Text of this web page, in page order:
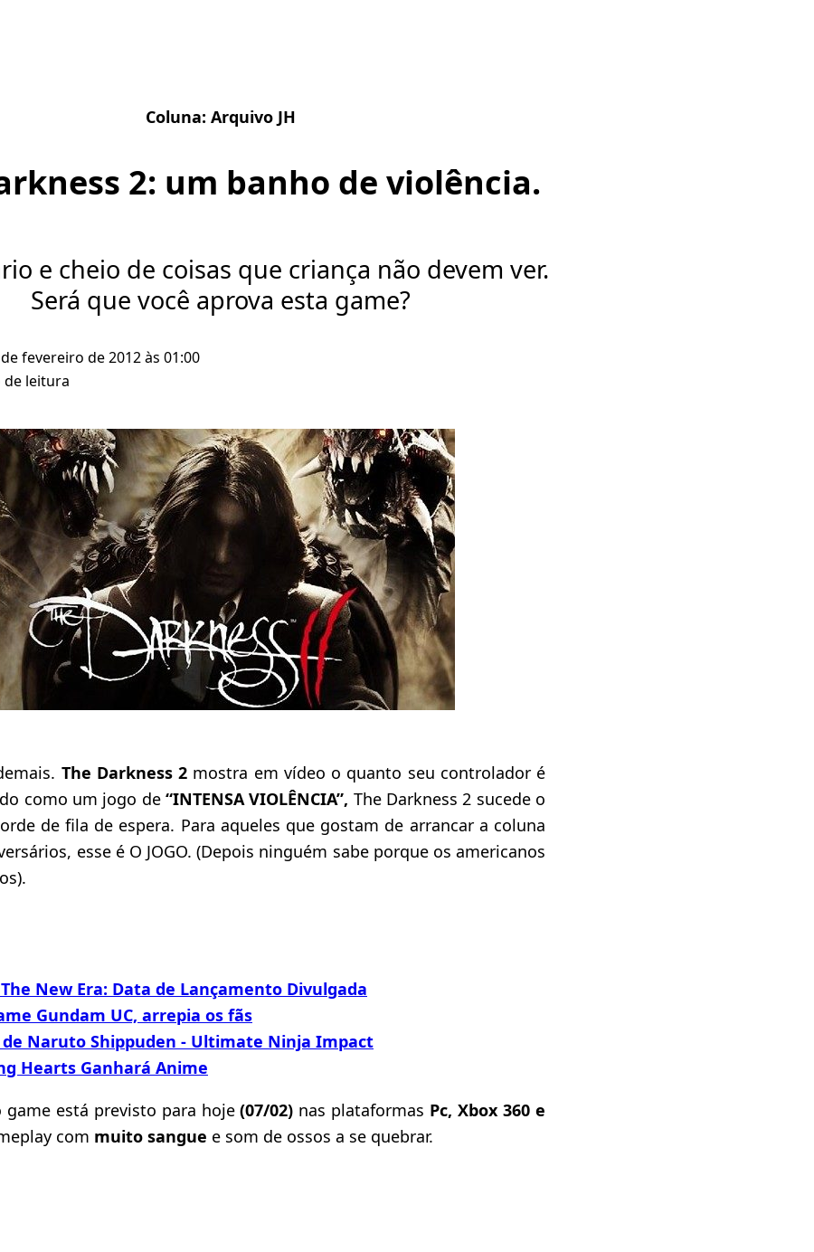
Coluna: Arquivo JH
2: um banho de violência.
e cheio de coisas que criança não devem ver.
Será que você aprova esta game?
de fevereiro de 2012 às 01:00
leitura
The Darkness 2 mostra em vídeo o quanto seu controlador é
como um jogo de“INTENSA VIOLÊNCIA”, The Darkness 2 sucede o
de fila de espera. Para aqueles que gostam de arrancar a coluna
esse é O JOGO. (Depois ninguém sabe porque os americanos
New Era: Data de Lançamento Divulgada
Gundam UC, arrepia os fãs
de Naruto Shippuden - Ultimate Ninja Impact
Hearts Ganhará Anime
game está previsto para hoje(07/02) nas plataformas Pc, Xbox 360 e
com muito sangue e som de ossos a se quebrar.